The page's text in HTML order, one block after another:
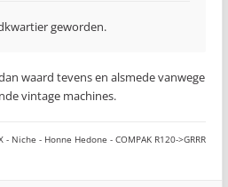
geworden.
waard tevens en alsmede vanwege
vintage machines.
- Niche - Honne Hedone - COMPAK R120->GRRR